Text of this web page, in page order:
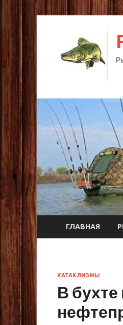
ГЛАВНАЯ
КАТАКЛИЗМЫ
В